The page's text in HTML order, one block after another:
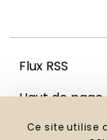
Flux RSS
Haut de page
Imprimer
Ce site utilise